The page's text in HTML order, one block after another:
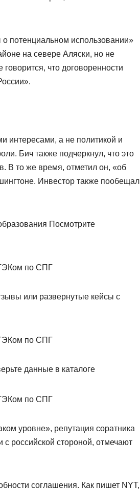
потенциальном использовании»
на севере Аляски, но не
что договоренности
интересами, а не политикой и
Бич также подчеркнул, что это
В то же время, отметил он, «об
Инвестор также пообещал
Посмотрите
или развернутые кейсы с
данные в каталоге
уровне», репутация соратника
с российской стороной, отмечают
соглашения. Как пишет NYT,